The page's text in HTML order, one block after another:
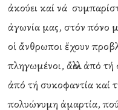
ἀκούει καί νά
ἀγωνία μας, στόν πόνο
οἱ ἄνθρωποι ἔχουν
πληγωμένοι, ἄλλοι ἀπό
ἀπό τή συκοφαντία καί
πολυώνυμη ἁμαρτία,